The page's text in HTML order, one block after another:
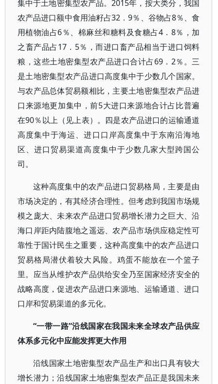
集中于土地密集型农产品。2015年，按大类分，我国
农产品进口额中食用油籽占32．9％、谷物占8％、食
用植物油占6％、棉麻丝和糖料及食糖占4．8％，加
之畜产品占17．5％，而进口畜产品相当于进口饲料
粮，这些土地密集型农产品进口合计占69．2％。三
是土地密集型农产品进口高度集中于少数几个国家。
与农产品总体贸易额相比，主要土地密集型农产品进
口来源地更加集中，前5大进口来源地合计占比普遍
在90％以上（见上表）。四是农产品进口的运输通道
高度集中于海运、进口口岸高度集中于东南沿海地
区、进口贸易渠道高度集中于少数几家大型跨国公
司。
这种高度集中的农产品进口贸易格局，主要是由
市场决定的，有其经济合理性。但考虑到我国市场规
模之庞大、未来农产品进口贸易增长潜力之巨大、沿
海口岸距内陆腹地之遥远、农产品市场供应稳定性可
靠性于国计民生之重要，这种高度集中的农产品进口
贸易格局潜伏着较大风险。鸡蛋不能放在一个篮子
里。应当从维护农产品供给安全乃至国家经济安全的
战略高度，促进农产品进口来源地、运输通道、进口
口岸和贸易渠道的多元化。
“一带一路”沿线国家在我国未来全球农产品供应
体系多元化中应能发挥更大作用
沿线国家土地密集型农产品生产和出口具有较大
增长潜力；沿线国家土地密集型农产品正是我国未来